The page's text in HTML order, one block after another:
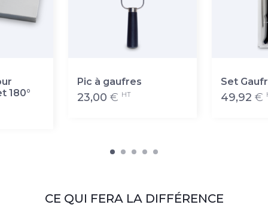
180°
Pic à gaufres
23,00 € HT
Set
49,92 €
CE QUI FERA LA DIFFÉRENCE